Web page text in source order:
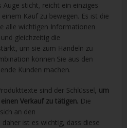
Auge sticht, reicht ein einziges
Kauf zu bewegen. Es ist die
alle wichtigen Informationen
gleichzeitig die
um sie zum Handeln zu
können Sie aus den
Kunden machen.
sind der Schlüssel, um
Verkauf zu tätigen. Die
an den
ist es wichtig, dass diese